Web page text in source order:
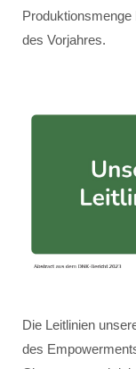
des Vorjahres.
Die Leitlinien
des